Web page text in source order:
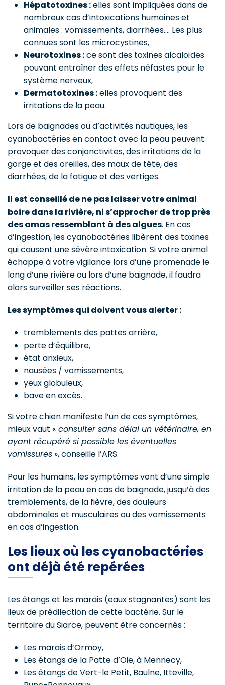
Hépatotoxines :elles sont impliquées dans de
nombreux cas d’intoxications humaines et
animales : vomissements, diarrhées…. Les plus
connues sont les microcystines,
Neurotoxines :ce sont des toxines alcaloïdes
pouvant entraîner des effets néfastes pour le
système nerveux,
Dermatotoxines :elles provoquent des
irritations de la peau.
Lors de baignades ou d’activités nautiques, les
cyanobactéries en contact avec la peau peuvent
provoquer des conjonctivites, des irritations de la
gorge et des oreilles, des maux de tête, des
diarrhées, de la fatigue et des vertiges.
Il est conseillé de ne pas laisser votre animal
boire dans la rivière, ni s’approcher de trop près
des amas ressemblant à des algues. En cas
d’ingestion, les cyanobactéries libèrent des toxines
qui causent une sévère intoxication. Si votre animal
échappe à votre vigilance lors d’une promenade le
long d’une rivière ou lors d’une baignade, il faudra
alors surveiller ses réactions.
Les symptômes qui doivent vous alerter :
tremblements des pattes arrière,
perte d’équilibre,
état anxieux,
nausées / vomissements,
yeux globuleux,
bave en excès.
Si votre chien manifeste l’un de ces symptômes,
mieux vaut « consulter sans délai un vétérinaire, en
ayant récupéré si possible les éventuelles
vomissures », conseille l’ARS.
Pour les humains, les symptômes vont d’une simple
irritation de la peau en cas de baignade, jusqu’à des
tremblements, de la fièvre, des douleurs
abdominales et musculaires ou des vomissements
en cas d’ingestion.
Les lieux où les cyanobactéries
ont déjà été repérées
Les étangs et les marais (eaux stagnantes) sont les
lieux de prédilection de cette bactérie. Sur le
territoire du Siarce, peuvent être concernés :
Les marais d’Ormoy,
Les étangs de la Patte d’Oie, à Mennecy,
Les étangs de Vert-le Petit, Baulne, Itteville,